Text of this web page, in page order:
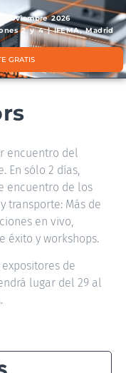
noviembre 2026
2 y 4 | IFEMA, Madrid
GRATIS
encuentro del
En sólo 2 días,
encuentro de los
transporte: Más de
en vivo,
éxito y workshops.
de
lugar del 29 al